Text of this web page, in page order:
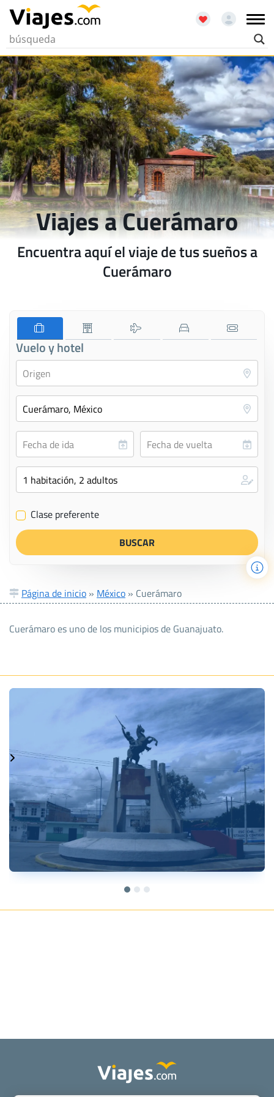
Viajes a Cuerámaro
Encuentra aquí el viaje de tus sueños a
Cuerámaro
Vuelo y hotel
✔ Clase preferente
Página de inicio » México » Cuerámaro
Cuerámaro es uno de los municipios de Guanajuato.